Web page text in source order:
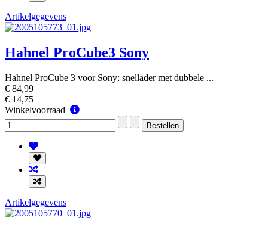
Artikelgegevens
Hahnel ProCube3 Sony
Hahnel ProCube 3 voor Sony: snellader met dubbele ...
€ 84,99
€ 14,75
Winkelvoorraad
Winkelvoorraad
Artikelgegevens